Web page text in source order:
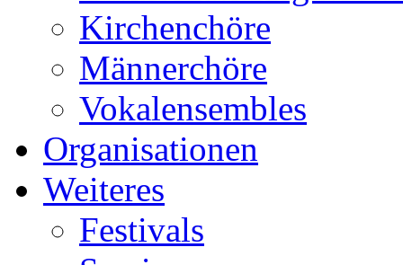
Kirchenchöre
Männerchöre
Vokalensembles
Organisationen
Weiteres
Festivals